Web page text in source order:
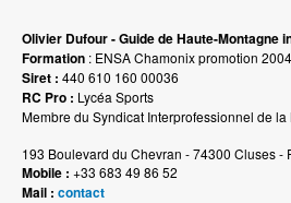
Olivier Dufour - Guide de Haute-Montagne
Formation : ENSA Chamonix promotion 2004
Siret : 440 610 160 00036
RC Pro : Lycéa Sports
Membre du Syndicat Interprofessionnel de
193 Boulevard du Chevran - 74300 Cluses -
Mobile : +33 683 49 86 52
Mail : contact